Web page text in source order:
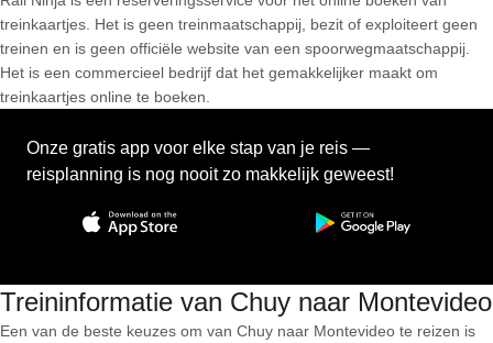
treinkaartjes. Het is geen treinmaatschappij, bezit of exploiteert geen
treinen en is geen officiële website van een spoorwegmaatschappij.
Het is een commercieel bedrijf dat het gemakkelijker maakt om
treinkaartjes online te boeken.
Onze gratis app voor elke stap van je reis —
reisplanning is nog nooit zo makkelijk geweest!
Treininformatie van Chuy naar Montevideo
Een van de beste keuzes om van Chuy naar Montevideo te reizen is